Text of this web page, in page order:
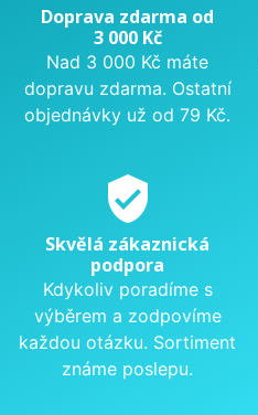
Doprava zdarma od
3 000 Kč
Nad 3 000 Kč máte
dopravu zdarma. Ostatní
objednávky už od 79 Kč.
verified_user
Skvělá zákaznická
podpora
Kdykoliv poradíme s
výběrem a zodpovíme
každou otázku. Sortiment
známe poslepu.